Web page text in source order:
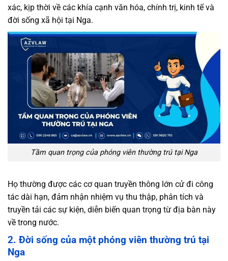
xác, kịp thời về các khía cạnh văn hóa, chính trị, kinh tế và
đời sống xã hội tại Nga.
Tầm quan trọng của phóng viên thường trú tại Nga
Họ thường được các cơ quan truyền thông lớn cử đi công
tác dài hạn, đảm nhận nhiệm vụ thu thập, phân tích và
truyền tải các sự kiện, diễn biến quan trọng từ địa bàn này
về trong nước.
2. Đời sống của một phóng viên thường trú tại
Nga